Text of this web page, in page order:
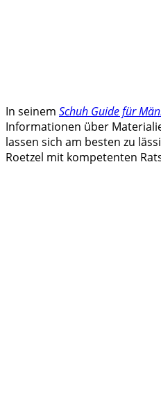
In seinem Schuh Guide für
Informationen über
lassen sich am besten zu
Roetzel mit kompetenten